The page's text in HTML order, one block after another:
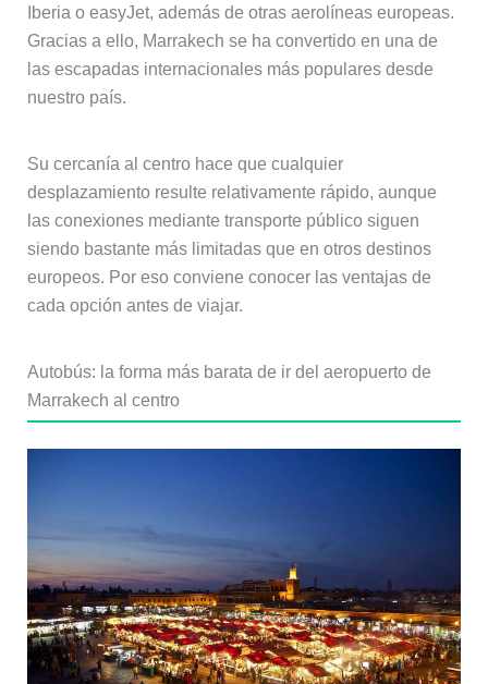
Iberia o easyJet, además de otras aerolíneas europeas.
Gracias a ello, Marrakech se ha convertido en una de
las escapadas internacionales más populares desde
nuestro país.
Su cercanía al centro hace que cualquier
desplazamiento resulte relativamente rápido, aunque
las conexiones mediante transporte público siguen
siendo bastante más limitadas que en otros destinos
europeos. Por eso conviene conocer las ventajas de
cada opción antes de viajar.
Autobús: la forma más barata de ir del aeropuerto de
Marrakech al centro